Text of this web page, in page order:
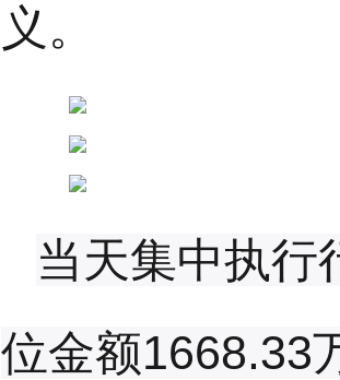
义。
当天集中执行
位金额1668.33